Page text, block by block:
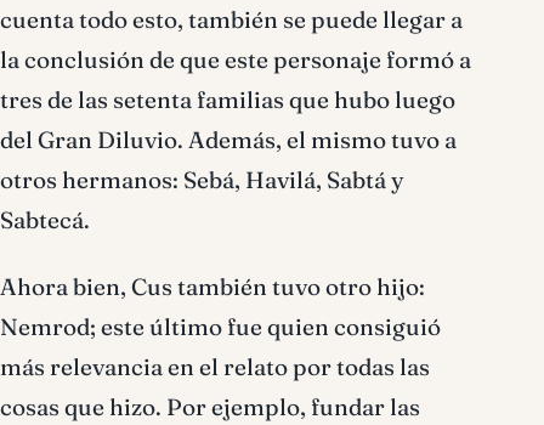
cuenta todo esto, también se puede llegar a
la conclusión de que este personaje formó a
tres de las setenta familias que hubo luego
del Gran Diluvio. Además, el mismo tuvo a
otros hermanos: Sebá, Havilá, Sabtá y
Sabtecá.
Ahora bien, Cus también tuvo otro hijo:
Nemrod; este último fue quien consiguió
más relevancia en el relato por todas las
cosas que hizo. Por ejemplo, fundar las